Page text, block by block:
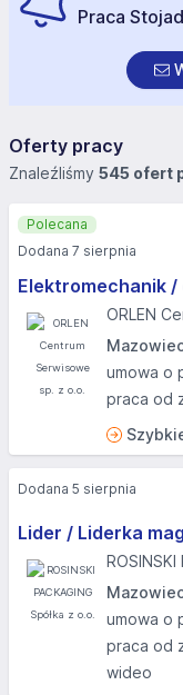
Praca
Oferty pracy
Znaleźliśmy 545 ofert
Elektromechanik
ORLEN
umowa o
praca od
Polecana
Dodana 7 sierpnia
Lider / Liderka
umowa o
praca od
wideo
Dodana 5 sierpnia